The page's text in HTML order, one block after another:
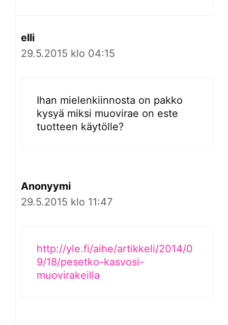
elli
29.5.2015 klo 04:15
Ihan mielenkiinnosta on pakko
kysyä miksi muovirae on este
tuotteen käytölle?
Anonyymi
29.5.2015 klo 11:47
http://yle.fi/aihe/artikkeli/2014/0
9/18/pesetko-kasvosi-
muovirakeilla